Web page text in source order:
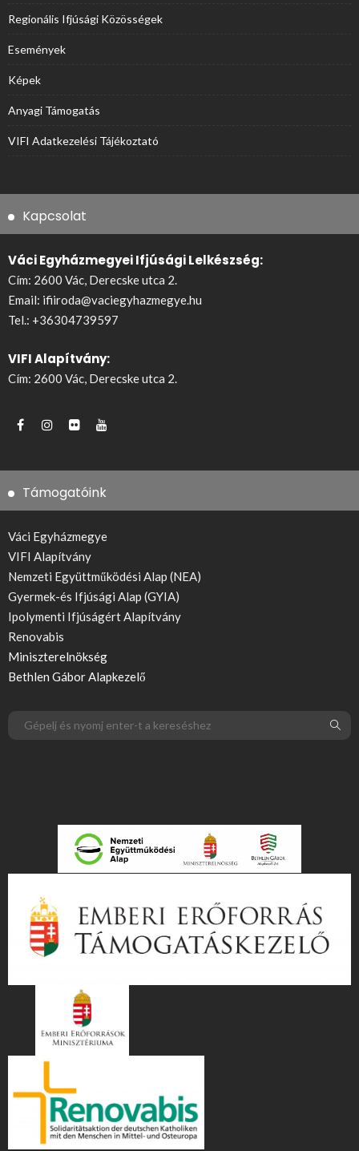
Regionális Ifjúsági Közösségek
Események
Képek
Anyagi Támogatás
VIFI Adatkezelési Tájékoztató
Kapcsolat
Váci Egyházmegyei Ifjúsági Lelkészség:
Cím: 2600 Vác, Derecske utca 2.
Email: ifiiroda@vaciegyhazmegye.hu
Tel.: +36304739597
VIFI Alapítvány:
Cím: 2600 Vác, Derecske utca 2.
Támogatóink
Váci Egyházmegye
VIFI Alapítvány
Nemzeti Együttműködési Alap (NEA)
Gyermek-és Ifjúsági Alap (GYIA)
Ipolymenti Ifjúságért Alapítvány
Renovabis
Miniszterelnökség
Bethlen Gábor Alapkezelő